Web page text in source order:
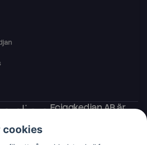
Eciggkedjan AB är
som engångsvape,
cookies